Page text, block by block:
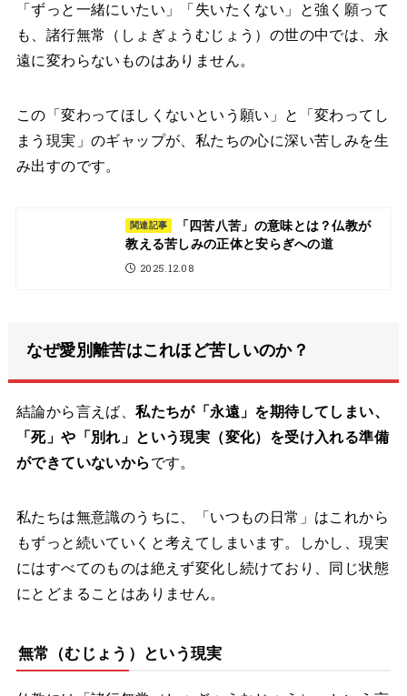
「ずっと一緒にいたい」「失いたくない」と強く願って
も、諸行無常（しょぎょうむじょう）の世の中では、永
遠に変わらないものはありません。
この「変わってほしくないという願い」と「変わってし
まう現実」のギャップが、私たちの心に深い苦しみを生
み出すのです。
関連記事
「四苦八苦」の意味とは？仏教が
教える苦しみの正体と安らぎへの道
2025.12.08
なぜ愛別離苦はこれほど苦しいのか？
結論から言えば、私たちが「永遠」を期待してしまい、
「死」や「別れ」という現実（変化）を受け入れる準備
ができていないから です。
私たちは無意識のうちに、「いつもの日常」はこれから
もずっと続いていくと考えてしまいます。しかし、現実
にはすべてのものは絶えず変化し続けており、同じ状態
にとどまることはありません。
無常（むじょう）という現実